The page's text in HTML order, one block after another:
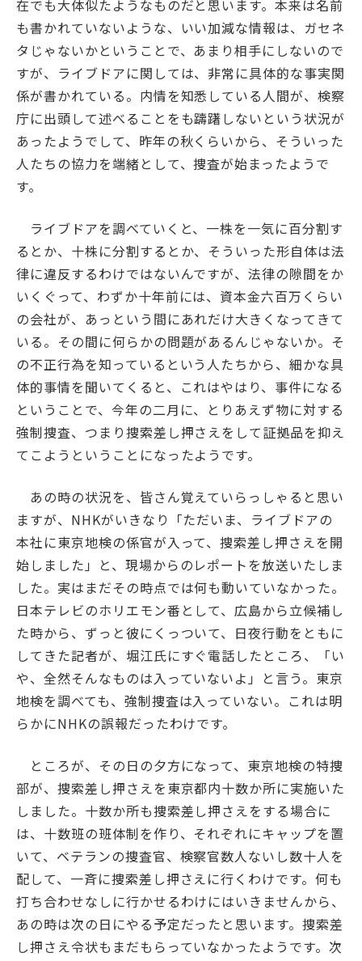
在でも大体似たようなものだと思います。本来は名前
も書かれていないような、いい加減な情報は、ガセネ
タじゃないかということで、あまり相手にしないので
すが、ライブドアに関しては、非常に具体的な事実関
係が書かれている。内情を知悉している人間が、検察
庁に出頭して述べることをも躊躇しないという状況が
あったようでして、昨年の秋くらいから、そういった
人たちの協力を端緒として、捜査が始まったようで
す。
ライブドアを調べていくと、一株を一気に百分割す
るとか、十株に分割するとか、そういった形自体は法
律に違反するわけではないんですが、法律の隙間をか
いくぐって、わずか十年前には、資本金六百万くらい
の会社が、あっという間にあれだけ大きくなってきて
いる。その間に何らかの問題があるんじゃないか。そ
の不正行為を知っているという人たちから、細かな具
体的事情を聞いてくると、これはやはり、事件になる
ということで、今年の二月に、とりあえず物に対する
強制捜査、つまり捜索差し押さえをして証拠品を抑え
てこようということになったようです。
あの時の状況を、皆さん覚えていらっしゃると思い
ますが、NHKがいきなり「ただいま、ライブドアの
本社に東京地検の係官が入って、捜索差し押さえを開
始しました」と、現場からのレポートを放送いたしま
した。実はまだその時点では何も動いていなかった。
日本テレビのホリエモン番として、広島から立候補し
た時から、ずっと彼にくっついて、日夜行動をともに
してきた記者が、堀江氏にすぐ電話したところ、「い
や、全然そんなものは入っていないよ」と言う。東京
地検を調べても、強制捜査は入っていない。これは明
らかにNHKの誤報だったわけです。
ところが、その日の夕方になって、東京地検の特捜
部が、捜索差し押さえを東京都内十数か所に実施いた
しました。十数か所も捜索差し押さえをする場合に
は、十数班の班体制を作り、それぞれにキャップを置
いて、ベテランの捜査官、検察官数人ないし数十人を
配して、一斉に捜索差し押さえに行くわけです。何も
打ち合わせなしに行かせるわけにはいきませんから、
あの時は次の日にやる予定だったと思います。捜索差
し押さえ令状もまだもらっていなかったようです。次